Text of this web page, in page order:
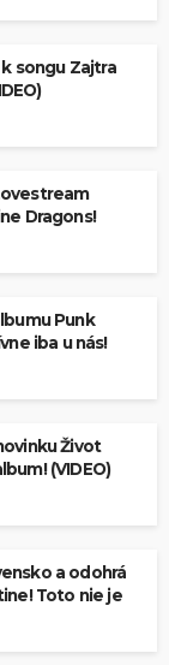
songu Zajtra
Dragons!
Punk
iba u nás!
Život
(VIDEO)
a odohrá
Toto nie je